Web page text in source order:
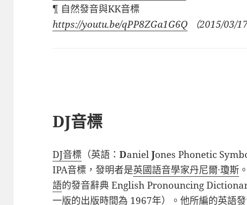
¶ 自然發音與KK音標
https://youtu.be/qPP8ZGa1G6Q （2015/03/17
DJ音標
DJ音標 （英語：DanielJones Phonetic
IPA音標，發明者是英國語音學家丹尼爾·瓊斯
語的發音辭典 English Pronouncing
一版的出版時間為 1967年）。他所編的英語